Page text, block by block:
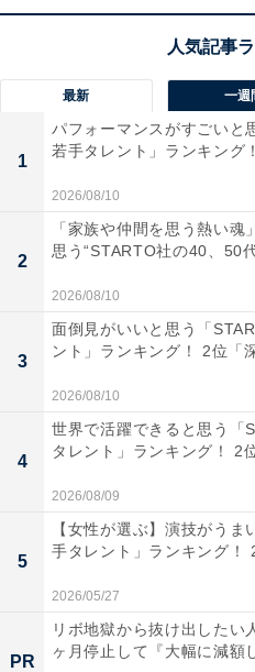
回答者からは「国公立大学
から、モテると思う（50代
頭がいい女性が多そうなイ
女性／福井県）」「上品で
（10代女性／宮城県）」な
ました。
※回答コメントは原文ママで
18位ま
最新 一週
1
パフォーマンスがすごいと
若手タレント」ランキング
2026/08/10
2
「家族や仲間を思う熱い魂
思う“STARTO社の40、50
2026/08/10
3
面倒見がいいと思う「
ント」ランキング！ 2位「
2026/08/10
4
世界で活躍できると思う「
タレント」ランキング！ 2
2026/08/09
5
【女性が選ぶ】演技がうま
手タレント」ランキング！
2026/05/27
PR
リボ地獄から抜け出したい
ヶ月停止して『大幅に減額